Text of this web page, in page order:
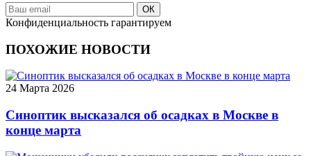
ОК
Конфиденциальность гарантируем
ПОХОЖИЕ НОВОСТИ
24 Марта 2026
Синоптик высказался об осадках в Москве в
конце марта